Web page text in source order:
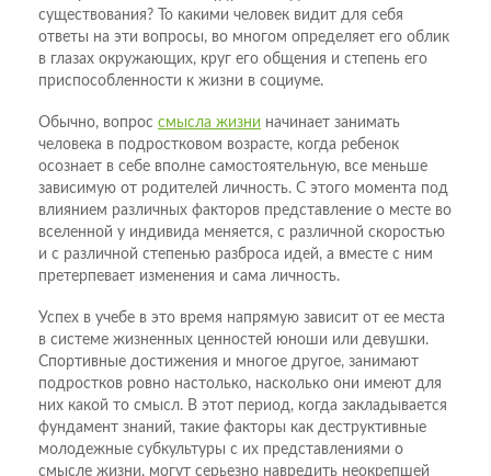
существования? То какими человек видит для себя
ответы на эти вопросы, во многом определяет его облик
в глазах окружающих, круг его общения и степень его
приспособленности к жизни в социуме.
Обычно, вопрос смысла жизни начинает занимать
человека в подростковом возрасте, когда ребенок
осознает в себе вполне самостоятельную, все меньше
зависимую от родителей личность. С этого момента под
влиянием различных факторов представление о месте во
вселенной у индивида меняется, с различной скоростью
и с различной степенью разброса идей, а вместе с ним
претерпевает изменения и сама личность.
Успех в учебе в это время напрямую зависит от ее места
в системе жизненных ценностей юноши или девушки.
Спортивные достижения и многое другое, занимают
подростков ровно настолько, насколько они имеют для
них какой то смысл. В этот период, когда закладывается
фундамент знаний, такие факторы как деструктивные
молодежные субкультуры с их представлениями о
смысле жизни, могут серьезно навредить неокрепшей